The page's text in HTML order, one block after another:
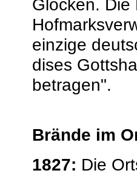
Glocken. Die
einzige
dises
betragen".
Brände im
1827: Die